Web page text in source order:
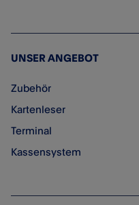
UNSER ANGEBOT
Zubehör
Kartenleser
Terminal
Kassensystem